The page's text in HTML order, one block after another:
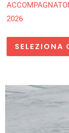
2026
SELEZIONA